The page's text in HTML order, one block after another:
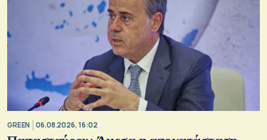
GREEN 06.08.2026, 16:02